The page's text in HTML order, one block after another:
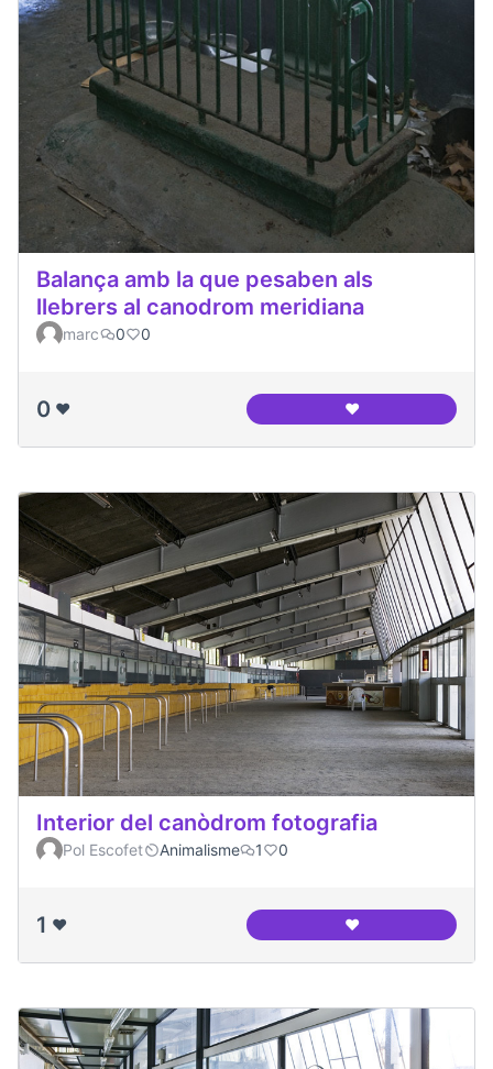
Balança amb la que pesaben als
llebrers al canodrom meridiana
marc 0 0
0 ❤️ ❤️Balança amb la
Interior del canòdrom fotografia
Pol Escofet Animalisme 1 0
1 ❤️ ❤️Interior del